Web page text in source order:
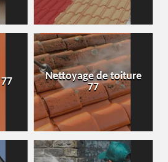
Nettoyage de toiture
77